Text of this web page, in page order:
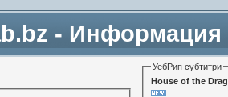
- Информация
УебРип субтитри
House of the